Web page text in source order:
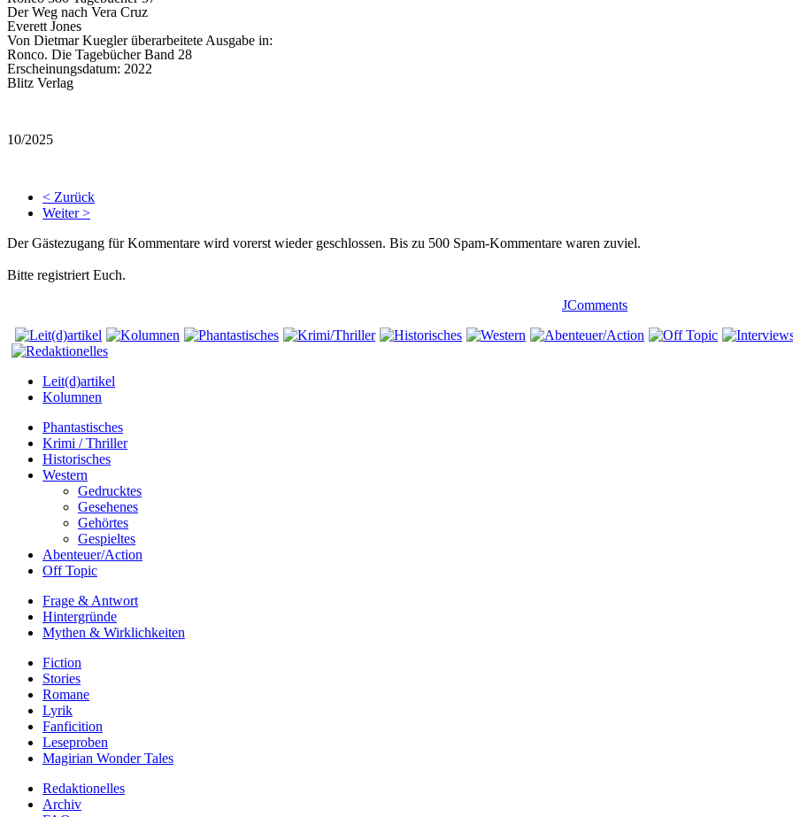
Der Weg nach Vera Cruz
Everett Jones
Von Dietmar Kuegler überarbeitete Ausgabe in:
Ronco. Die Tagebücher Band 28
Erscheinungsdatum: 2022
Blitz Verlag
10/2025
< Zurück
Weiter >
Der Gästezugang für Kommentare wird vorerst wieder geschlossen. Bis zu 500 Spam-Kommentare waren zuviel.
Bitte registriert Euch.
JComments
Leit(d)artikel
Kolumnen
Phantastisches
Krimi / Thriller
Historisches
Western
Gedrucktes
Gesehenes
Gehörtes
Gespieltes
Abenteuer/Action
Off Topic
Frage & Antwort
Hintergründe
Mythen & Wirklichkeiten
Fiction
Stories
Romane
Lyrik
Fanficition
Leseproben
Magirian Wonder Tales
Redaktionelles
Archiv